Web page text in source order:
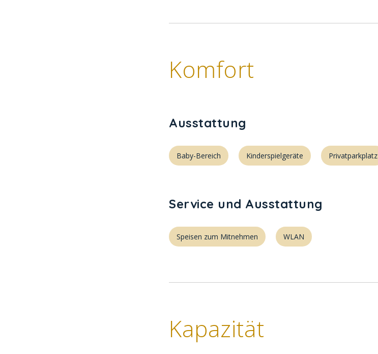
Komfort
Ausstattung
Baby-Bereich Kinderspielgeräte Privatparkplatz
Service und Ausstattung
Speisen zum Mitnehmen WLAN
Kapazität